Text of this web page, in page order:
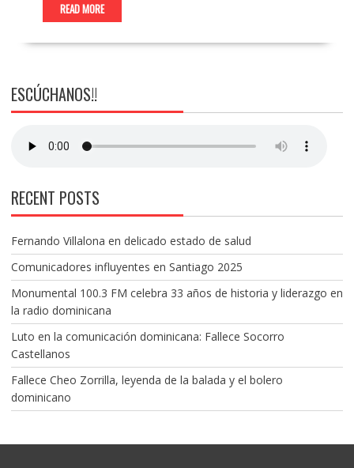
READ MORE
ESCÚCHANOS!!
RECENT POSTS
Fernando Villalona en delicado estado de salud
Comunicadores influyentes en Santiago 2025
Monumental 100.3 FM celebra 33 años de historia y liderazgo en
la radio dominicana
Luto en la comunicación dominicana: Fallece Socorro
Castellanos
Fallece Cheo Zorrilla, leyenda de la balada y el bolero
dominicano